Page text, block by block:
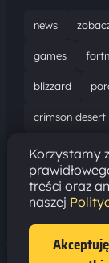
news
games
blizzard
crimson desert
world of
bungie
aktualizacja
Korzystamy
treści oraz
naszej
Akceptuję